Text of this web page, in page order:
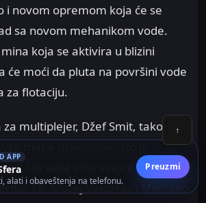
i novom opremom koja će se
sa novom mehanikom vode.
koja se aktivira u blizini
će moći da pluta na površini vode
za flotaciju.
multiplejer, Džef Smit, takođe je
Do sada smo svesni nekoliko
18, Muzej Valderas i Mercado
APP
alati i obaveštenja na telefonu.
Preuzmi
↑